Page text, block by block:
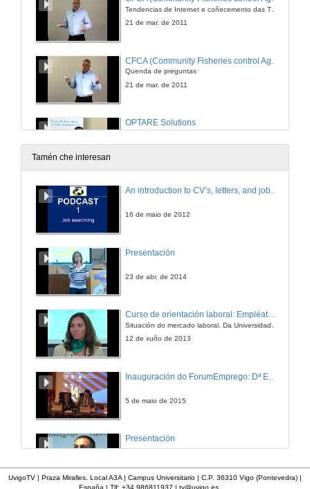
21 de mar. de 2011
Quenda de preguntas
21 de mar. de 2011
OPTARE Solutions
Manos a obra ¿Cómo aplicar os coñecementos dun Teleco o mundo das operadoras
21 de mar. de 2011
R xa é historia
Presentacion da empresa EGATEL
Intervencion Miguel Martinez
Presentacion da empresa EGATEL
Intervencion Vanesa Prieto
Presentacion da empresa EGATEL
Quenda de preguntas
Tamén che interesan
An introduction to CV’s, letters, and job searching
16 de maio de 2012
Presentación
23 de abr. de 2014
Curso de orientación laboral: Empléate. Módulo Conciénciate
12 de xuño de 2013
5 de maio de 2015
Presentación
UvigoTV | Praza Miralles. Local A3A | Campus Universitario | C.P. 36310 Vigo (Pontevedra) |
España | Tlf: +34 986811937 | tv@uvigo.es